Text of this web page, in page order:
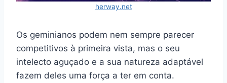
herway.net
Os geminianos podem nem sempre parecer
competitivos à primeira vista, mas o seu
intelecto aguçado e a sua natureza adaptável
fazem deles uma força a ter em conta.